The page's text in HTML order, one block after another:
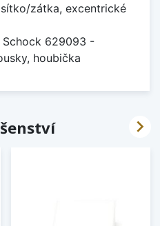
zátka, excentrické
629093 -
houbička
